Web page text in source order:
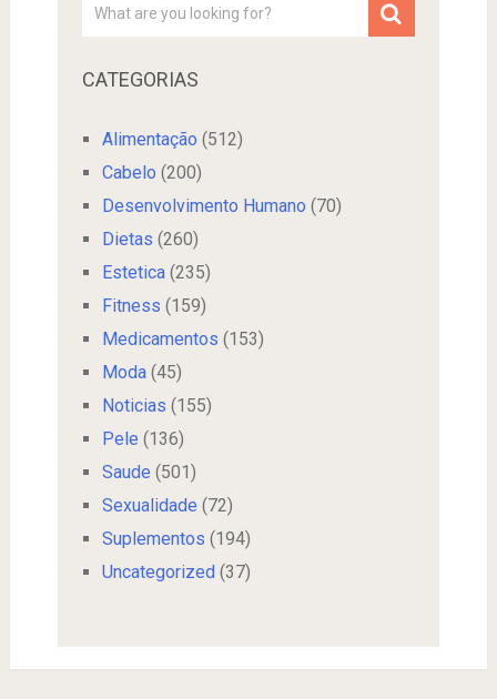
CATEGORIAS
Alimentação (512)
Cabelo (200)
Desenvolvimento Humano (70)
Dietas (260)
Estetica(235)
Fitness (159)
Medicamentos (153)
Moda(45)
Noticias (155)
Pele (136)
Saude (501)
Sexualidade (72)
Suplementos (194)
Uncategorized (37)